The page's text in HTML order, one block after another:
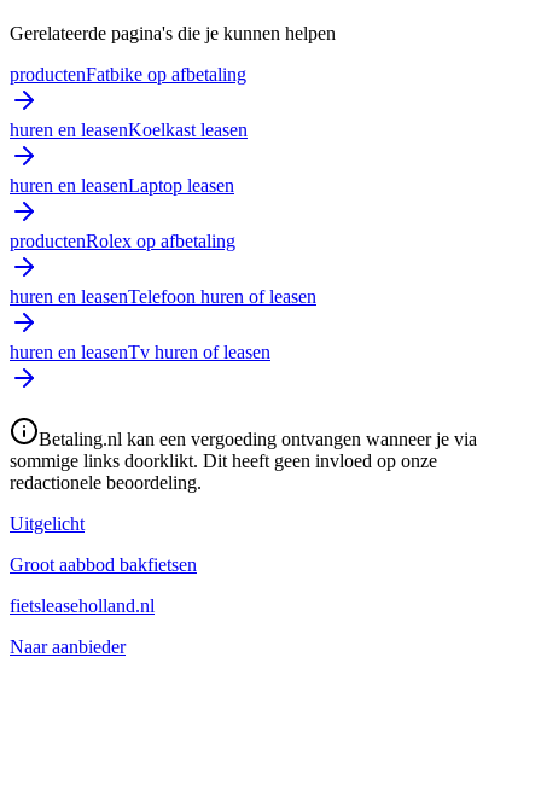
Gerelateerde pagina's die je kunnen helpen
productenFatbike op afbetaling
huren en leasenKoelkast leasen
huren en leasenLaptop leasen
productenRolex op afbetaling
huren en leasenTelefoon huren of leasen
huren en leasenTv huren of leasen
Betaling.nl kan een vergoeding ontvangen wanneer je via
sommige links doorklikt. Dit heeft geen invloed op onze
redactionele beoordeling.
Uitgelicht
Groot aabbod bakfietsen
fietsleaseholland.nl
Naar aanbieder